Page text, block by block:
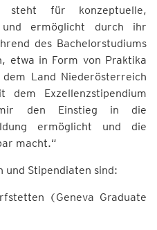
für konzeptuelle,
und ermöglicht durch ihr
des Bachelorstudiums
etwa in Form von Praktika
Land Niederösterreich
Exzellenzstipendium
den Einstieg in die
ermöglicht und die
macht.“
und Stipendiaten sind:
(Geneva Graduate